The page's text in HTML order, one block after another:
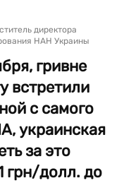
директора
НАН Украины
гривне
встретили
с самого
украинская
за это
грн/долл. до